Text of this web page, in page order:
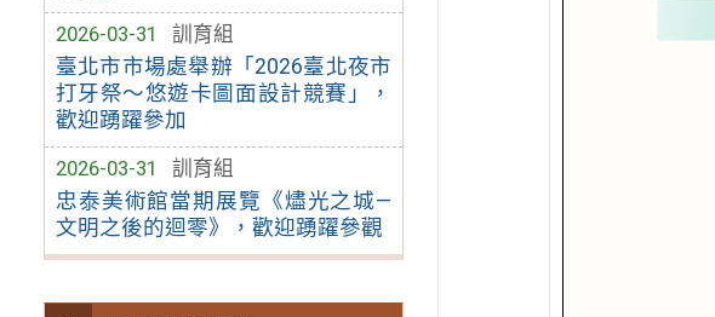
2026-03-31
訓育組
臺北市市場處舉辦「2026臺北夜市
打牙祭～悠遊卡圖面設計競賽」，
歡迎踴躍參加
2026-03-31
訓育組
忠泰美術館當期展覽《燼光之城—
文明之後的迴零》，歡迎踴躍參觀